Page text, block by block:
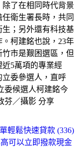
了在相同時代背景
衛生署長時，共同
；另外還有科技基
柯建銘也說，23年
市是艱困選區，但
5萬項的專業經
委參選人，直呼
委候選人柯建銘今
芬／攝影 分享
輕鬆快速貸款 (336)
可以立即撥款現金